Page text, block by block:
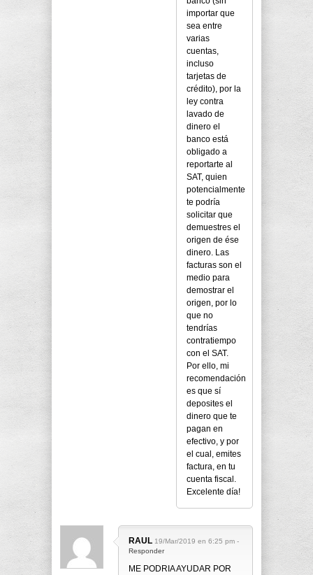
importar que
sea entre
varias
cuentas,
incluso
tarjetas de
crédito), por la
ley contra
lavado de
dinero el
banco está
obligado a
reportarte al
SAT, quien
potencialmente
te podría
solicitar que
demuestres el
origen de ése
dinero. Las
facturas son el
medio para
demostrar el
origen, por lo
que no
tendrías
contratiempo
con el SAT.
Por ello, mi
recomendación
es que sí
deposites el
dinero que te
pagan en
efectivo, y por
el cual, emites
factura, en tu
cuenta fiscal.
Excelente día!
RAUL 19/Mar/2019 en 6:25 pm -
Responder
ME PODRIA AYUDAR POR